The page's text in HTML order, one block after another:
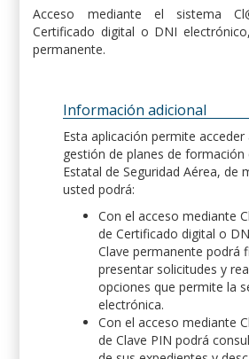
Acceso mediante el sistema
Certificado digital o DNI
permanente.
Información adicional
Esta aplicación permite
gestión de planes de formación
Estatal de Seguridad Aérea, de
usted podrá:
Con el acceso mediante
de Certificado digital o
Clave permanente podrá
presentar solicitudes y
opciones que permite la
electrónica.
Con el acceso mediante
de Clave PIN podrá